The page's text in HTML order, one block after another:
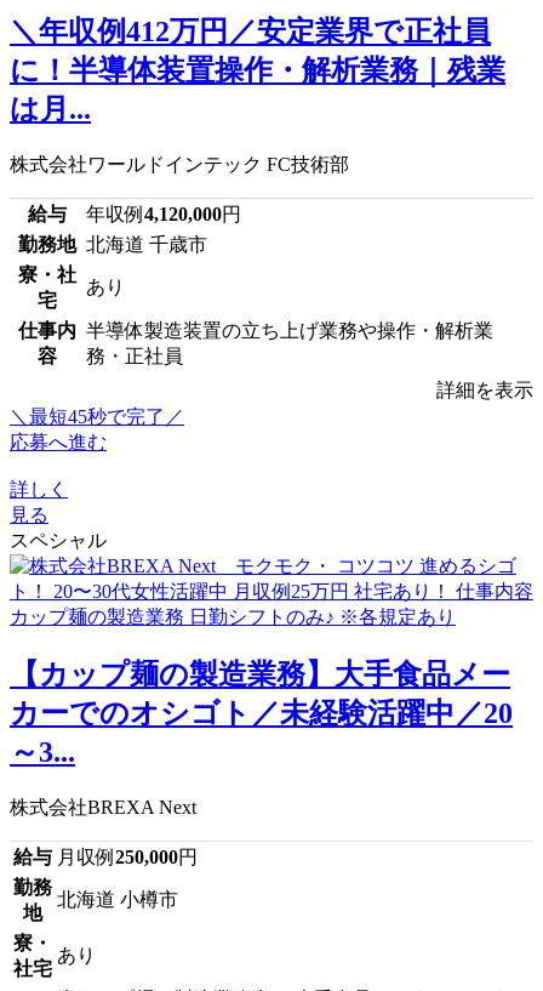
＼年収例412万円／安定業界で正社員
に！半導体装置操作・解析業務｜残業
は月...
株式会社ワールドインテック FC技術部
給与 年収例 4,120,000円
勤務地 北海道 千歳市
寮・社
宅
あり
仕事内
容
半導体製造装置の立ち上げ業務や操作・解析業
務・正社員
詳細を表示
＼最短45秒で完了／
応募へ進む
詳しく
見る
スペシャル
【カップ麺の製造業務】大手食品メー
カーでのオシゴト／未経験活躍中／20
～3...
株式会社BREXA Next
給与 月収例 250,000円
勤務
地
北海道 小樽市
寮・
社宅
あり